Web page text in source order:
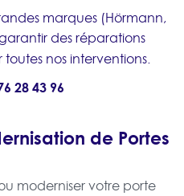
marques (Hörmann,
des réparations
toutes nos interventions.
28 43 96
de Portes
moderniser votre porte